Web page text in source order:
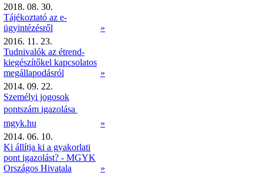
2018. 08. 30.
Tájékoztató az e-
ügyintézésről
»
2016. 11. 23.
Tudnivalók az étrend-
kiegészítőkel kapcsolatos
megállapodásról
»
2014. 09. 22.
Személyi jogosok
pontszám igazolása 
mgyk.hu
»
2014. 06. 10.
Ki állítja ki a gyakorlati
pont igazolást? - MGYK
Országos Hivatala
»